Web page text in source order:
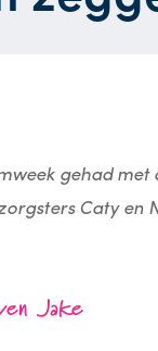
gehad met
Caty en
Jake